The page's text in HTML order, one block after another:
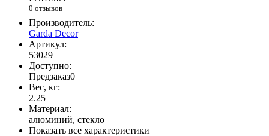
0 отзывов
Производитель:
Garda Decor
Артикул:
53029
Доступно:
Предзаказ0
Вес, кг:
2.25
Материал:
алюминий, стекло
Показать все характеристики